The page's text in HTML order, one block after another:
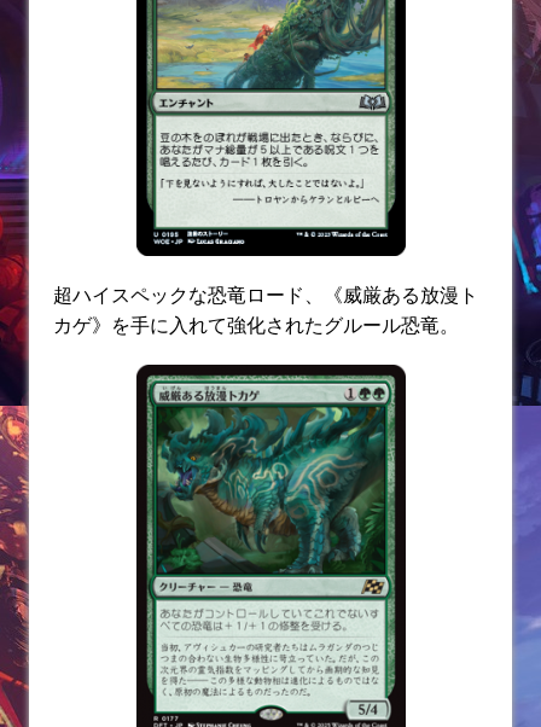
超ハイスペックな恐竜ロード、《威厳ある放漫ト
カゲ》を手に入れて強化されたグルール恐竜。